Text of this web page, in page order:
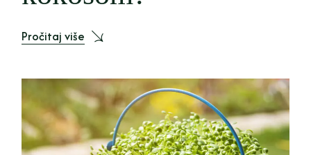
Pročitaj više